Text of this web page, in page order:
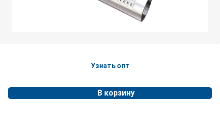
Узнать опт
В корзину